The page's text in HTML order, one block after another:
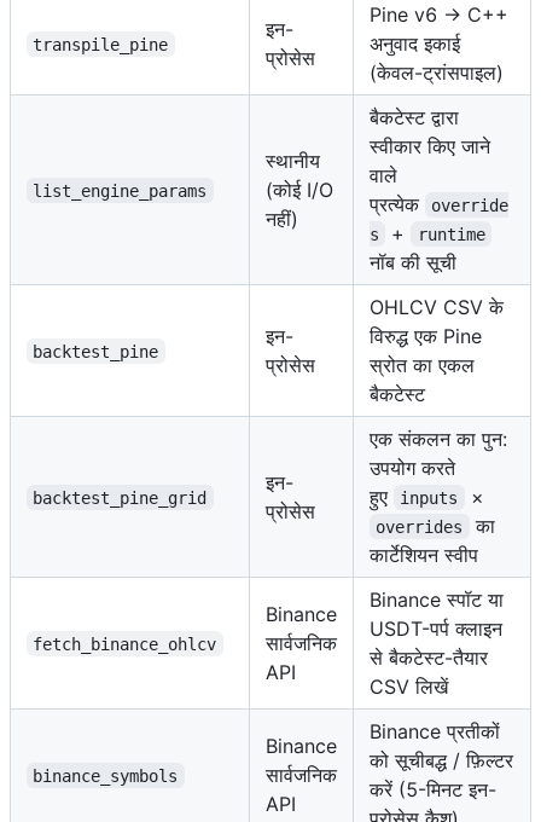
transpile_pine
इन-
प्रोसेस
Pine v6 → C++
अनुवाद इकाई
(केवल-ट्रांसपाइल)
list_engine_params
स्थानीय
(कोई I/O
नहीं)
बैकटेस्ट द्वारा
स्वीकार किए जाने
वाले
प्रत्येक
override
s
+ runtime
नॉब की सूची
backtest_pine
इन-
प्रोसेस
OHLCV CSV के
विरुद्ध एक Pine
स्रोत का एकल
बैकटेस्ट
backtest_pine_grid
इन-
प्रोसेस
एक संकलन का पुन:
उपयोग करते
हुए
inputs ×
overrides
का
कार्टेशियन स्वीप
fetch_binance_ohlcv
Binance
सार्वजनिक
API
Binance स्पॉट या
USDT-पर्प क्लाइन
से बैकटेस्ट-तैयार
CSV लिखें
binance_symbols
Binance
सार्वजनिक
API
Binance प्रतीकों
को सूचीबद्ध / फ़िल्टर
करें (5-मिनट इन-